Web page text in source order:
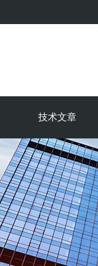
技术文章